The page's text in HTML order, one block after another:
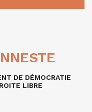
DE DÉMOCRATIE
LIBRE